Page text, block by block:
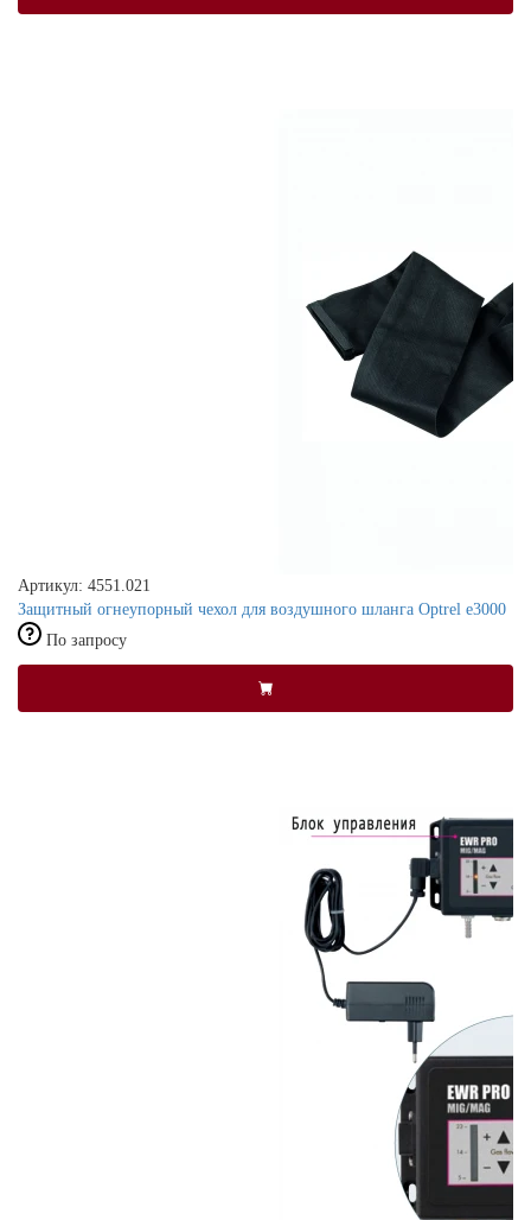
Артикул: 4551.021
Защитный огнеупорный чехол для воздушного шланга Optrel e3000
По запросу